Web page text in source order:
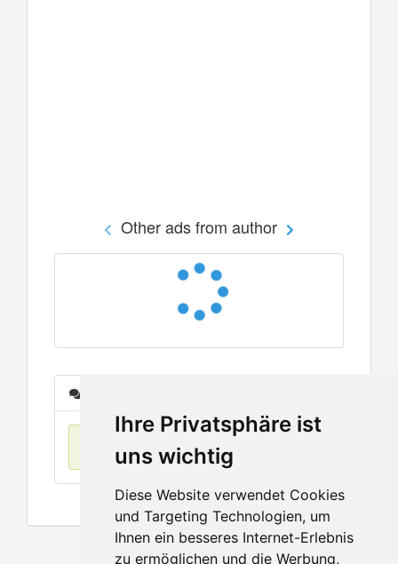
Ihre Privatsphäre ist
uns wichtig
Diese Website verwendet Cookies
und Targeting Technologien, um
Ihnen ein besseres Internet-Erlebnis
zu ermöglichen und die Werbung,
Other ads from author
No items found